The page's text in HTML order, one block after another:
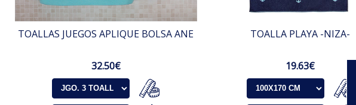
TOALLAS JUEGOS APLIQUE BOLSA ANE
32.50€
TOALLA PLAYA -NIZA-
19.63€